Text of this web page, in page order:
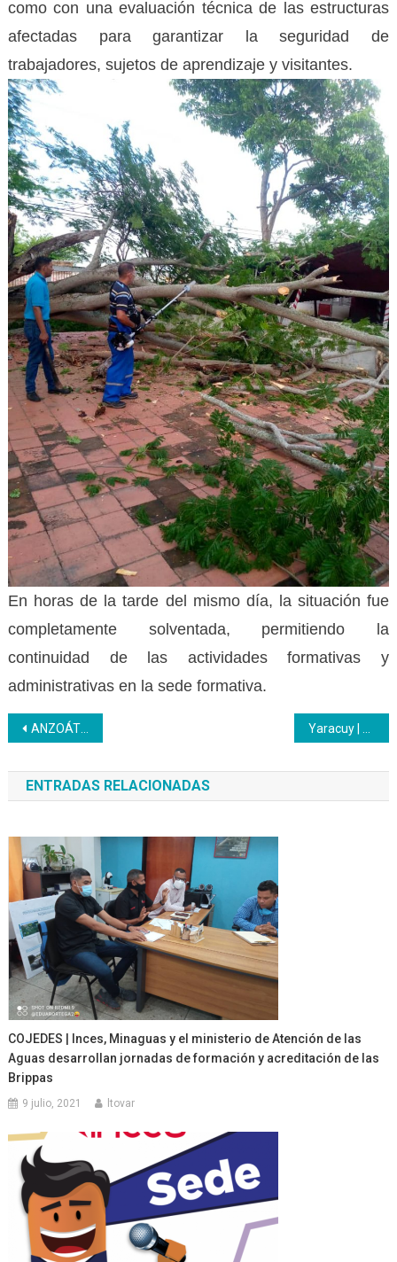
como con una evaluación técnica de las estructuras
afectadas para garantizar la seguridad de
trabajadores, sujetos de aprendizaje y visitantes.
En horas de la tarde del mismo día, la situación fue
completamente solventada, permitiendo la
continuidad de las actividades formativas y
administrativas en la sede formativa.
Navegación
de
entradas
ANZOÁTEGUI | Árbol se desplomó y causó daños en el Inces CFS Pariaguán
ENTRADAS RELACIONADAS
COJEDES | Inces, Minaguas y el ministerio de Atención de las
Aguas desarrollan jornadas de formación y acreditación de las
Brippas
9 julio, 2021 ltovar